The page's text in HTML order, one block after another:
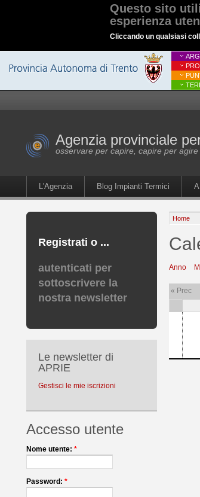
Questo sito
esperienza
Cliccando un qualsiasi
Agenzia provinciale
osservare per capire, capire per agire
L'Agenzia Blog Impianti Termici
Registrati o ...
autenticati per
sottoscrivere la
nostra newsletter
Le newsletter di
APRIE
Gestisci le mie iscrizioni
Accesso utente
Nome utente: *
Password: *
Home
Anno
« Prec